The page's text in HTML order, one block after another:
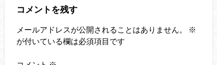
コメントを残す
メールアドレスが公開されることはありません。
※
が付いている欄は必須項目です